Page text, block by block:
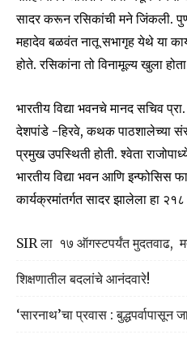
SUBSCRIBERS
or click the subscribe button
your privacy and won't spam
सादर करून रसिकांची मने जिंकली.
महादेव बळवंत नातू सभागृह येथे या
होते. रसिकांना तो विनामूल्य खुला
भारतीय विद्या भवनचे मानद सचिव
देशपांडे -हिरवे, कथक पाठशालेच्या
प्रमुख उपस्थिती होती. श्वेता
भारतीय विद्या भवन आणि इन्फोसिस
कार्यक्रमांतर्गत सादर झालेला हा २१८
SIR ला १७ ऑगस्टपर्यंत मुदतवाढ,
शिक्षणातील बदलांचे आनंदवारे!
‘सारनाथ’चा प्रवास : बुद्धपर्वापासून